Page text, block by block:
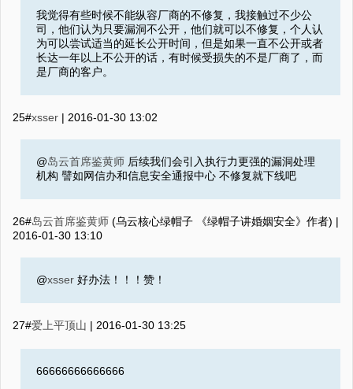
我觉得有些时候不能纵容厂商的不修复，我接触过不少公
司，他们认为只要漏洞不公开，他们就可以不修复，个人认
为可以尝试适当的延长公开时间，但是如果一直不公开或者
长达一年以上不公开的话，有时候受损失的不是厂商了，而
是厂商的客户。
25#xsser | 2016-01-30 13:02
@岛云首席鉴黄师 后续我们会引入执行力更强的漏洞处理
机构 譬如网信办和信息安全通报中心 不修复就下线吧
26#岛云首席鉴黄师 (乌云核心绿帽子 《绿帽子讲婚姻安全》作者) |
2016-01-30 13:10
@xsser 好办法！！！赞！
27#爱上平顶山 | 2016-01-30 13:25
66666666666666